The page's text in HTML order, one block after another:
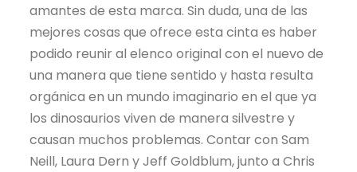
amantes de esta marca. Sin duda, una de las
mejores cosas que ofrece esta cinta es haber
podido reunir al elenco original con el nuevo de
una manera que tiene sentido y hasta resulta
orgánica en un mundo imaginario en el que ya
los dinosaurios viven de manera silvestre y
causan muchos problemas. Contar con Sam
Neill, Laura Dern y Jeff Goldblum, junto a Chris